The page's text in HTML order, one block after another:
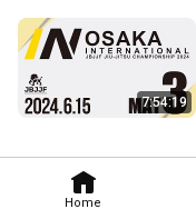
Home
7:54:19